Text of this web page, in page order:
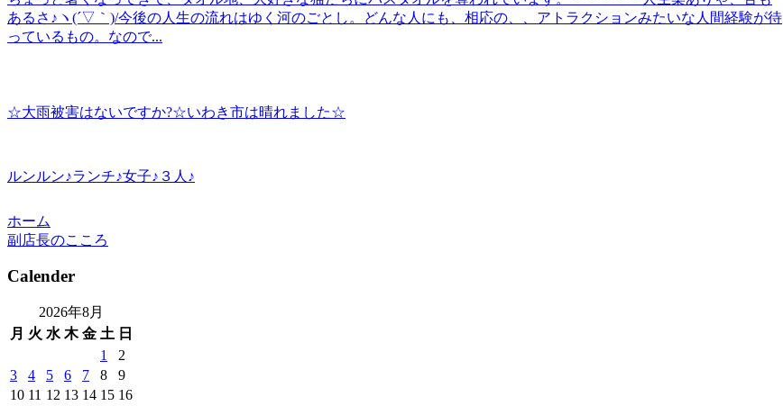
あるさ♪ヽ(´▽｀)/今後の人生の流れはゆく河のごとし。どんな人にも、相応の、、アトラクションみたいな人間経験が待
っているもの。なので...
☆大雨被害はないですか?☆いわき市は晴れました☆
ルンルン♪ランチ♪女子♪３人♪
ホーム
副店長のこころ
Calender
2026年8月
月 火 水 木 金 土 日
1
2
3
4 5 6 7 8
9
10 11 12 13 14 15 16